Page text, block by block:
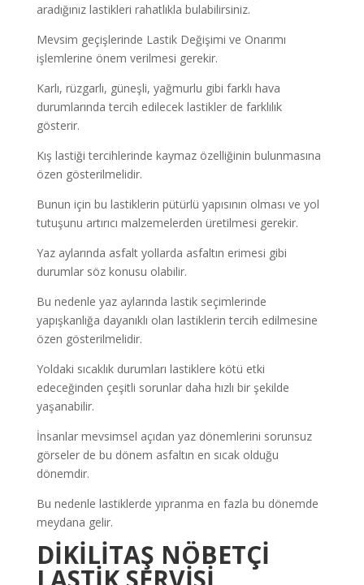
aradığınız lastikleri rahatlıkla bulabilirsiniz.
Mevsim geçişlerinde Lastik Değişimi ve Onarımı
işlemlerine önem verilmesi gerekir.
Karlı, rüzgarlı, güneşli, yağmurlu gibi farklı hava
durumlarında tercih edilecek lastikler de farklılık
gösterir.
Kış lastiği tercihlerinde kaymaz özelliğinin bulunmasına
özen gösterilmelidir.
Bunun için bu lastiklerin pütürlü yapısının olması ve yol
tutuşunu artırıcı malzemelerden üretilmesi gerekir.
Yaz aylarında asfalt yollarda asfaltın erimesi gibi
durumlar söz konusu olabilir.
Bu nedenle yaz aylarında lastik seçimlerinde
yapışkanlığa dayanıklı olan lastiklerin tercih edilmesine
özen gösterilmelidir.
Yoldaki sıcaklık durumları lastiklere kötü etki
edeceğinden çeşitli sorunlar daha hızlı bir şekilde
yaşanabilir.
İnsanlar mevsimsel açıdan yaz dönemlerini sorunsuz
görseler de bu dönem asfaltın en sıcak olduğu
dönemdir.
Bu nedenle lastiklerde yıpranma en fazla bu dönemde
meydana gelir.
DİKİLİTAŞ NÖBETÇİ